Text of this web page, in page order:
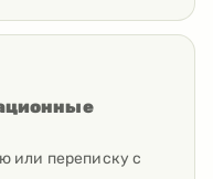
или переписку с